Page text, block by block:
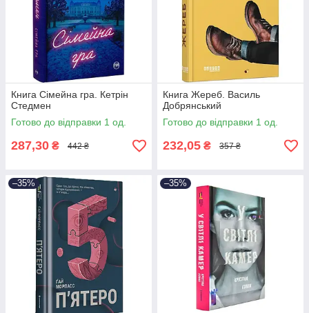
Книга Сімейна гра. Кетрін
Стедмен
Готово до відправки 1 од.
287,30 ₴ 442 ₴
Книга Жереб. Василь
Добрянський
Готово до відправки 1 од.
232,05 ₴ 357 ₴
–35% –35%